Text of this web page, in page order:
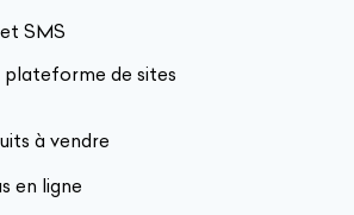
SMS
de sites
à vendre
en ligne